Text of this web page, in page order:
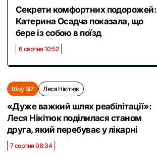
Секрети комфортних подорожей:
Катерина Осадча показала, що
бере із собою в поїзд
6 серпня 10:52
Шоу BIZ Леся Нікітюк
«Дуже важкий шлях реабілітації»:
Леся Нікітюк поділилася станом
друга, який перебуває у лікарні
7 серпня 08:34